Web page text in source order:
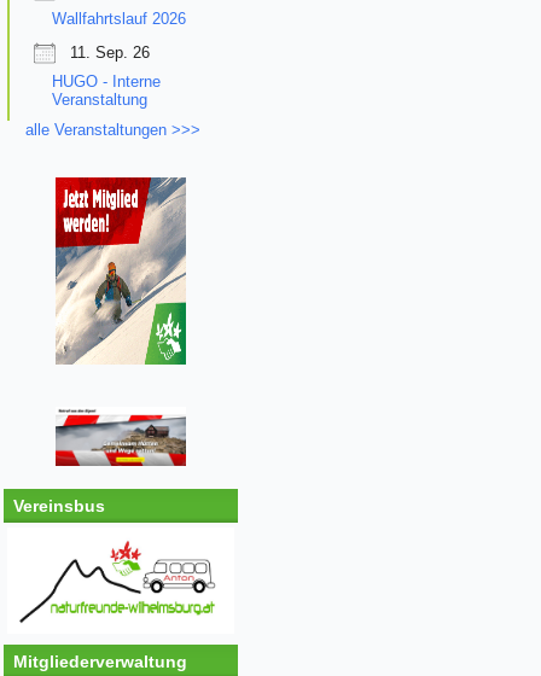
Wallfahrtslauf 2026
11. Sep. 26
HUGO - Interne
Veranstaltung
alle Veranstaltungen >>>
Vereinsbus
Mitgliederverwaltung